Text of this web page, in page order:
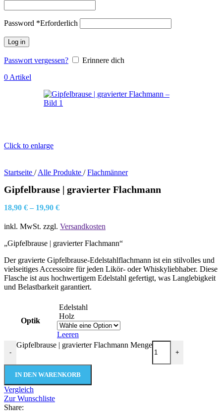
Password *Erforderlich
Log in
Passwort vergessen?
Erinnere dich
0 Artikel
Click to enlarge
Startseite / Alle Produkte / Flachmänner
Gipfelbrause | gravierter Flachmann
18,90 € – 19,90 €
inkl. MwSt. zzgl. Versandkosten
„Gipfelbrause | gravierter Flachmann“
Der gravierte Gipfelbrause-Edelstahlflachmann ist ein stilvolles und
vielseitiges Accessoire für jeden Likör- oder Whiskyliebhaber. Diese
Flasche ist aus hochwertigem Edelstahl gefertigt, was Langlebigkeit
und Belastbarkeit garantiert.
Optik
Edelstahl
Holz
Leeren
-
Gipfelbrause | gravierter Flachmann Menge
+
IN DEN WARENKORB
Vergleich
Zur Wunschliste
Share: